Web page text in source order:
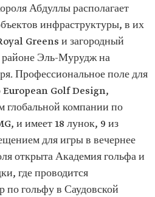
Абдуллы располагает
инфраструктуры, в их
Greens и загородный
Эль-Мурудж на
Профессиональное поле для
European Golf Design,
глобальной компании по
и имеет 18 лунок, 9 из
для игры в вечернее
открыта Академия гольфа и
где проводится
гольфу в Саудовской